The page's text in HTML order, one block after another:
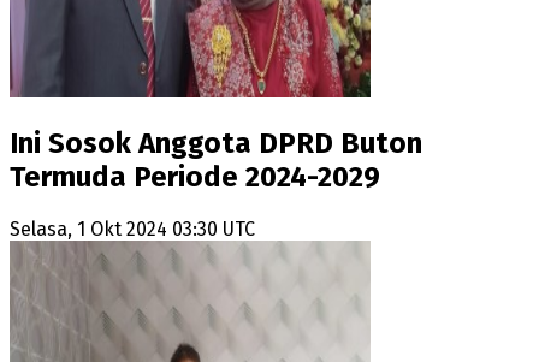
Ini Sosok Anggota DPRD Buton
Termuda Periode 2024-2029
Selasa, 1 Okt 2024 03:30 UTC